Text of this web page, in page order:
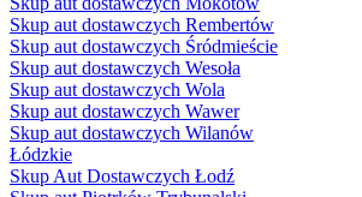
Skup aut dostawczych Rembertów
Skup aut dostawczych Śródmieście
Skup aut dostawczych Wesoła
Skup aut dostawczych Wola
Skup aut dostawczych Wawer
Skup aut dostawczych Wilanów
Łódzkie
Skup Aut Dostawczych Łodź